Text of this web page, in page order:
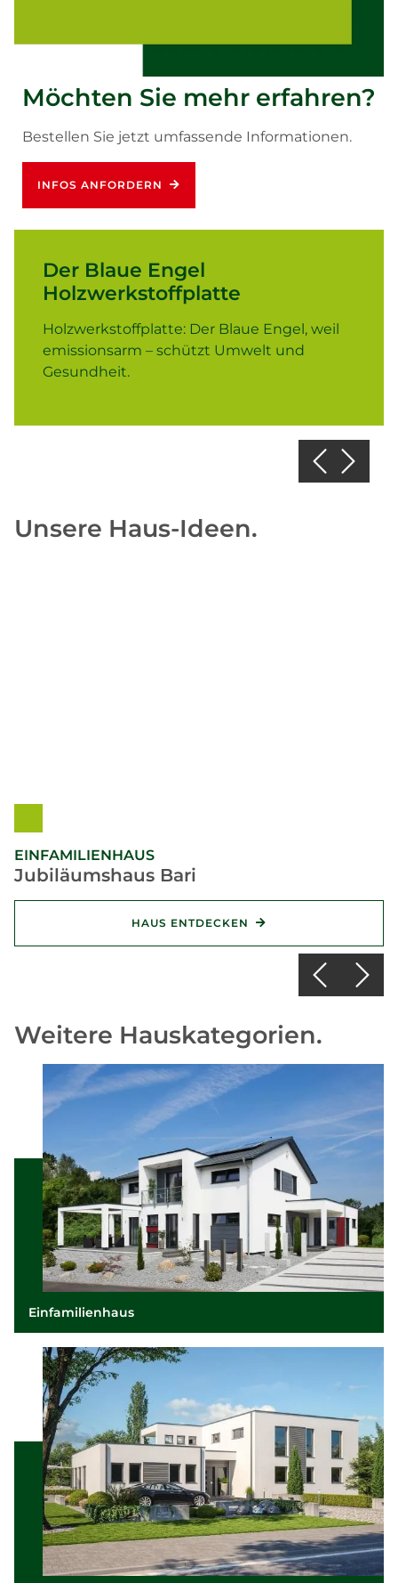
Möchten Sie mehr erfahren?
Bestellen Sie jetzt umfassende Informationen.
INFOS ANFORDERN
Der Blaue Engel
Holzwerkstoffplatte
Holzwerkstoffplatte: Der Blaue Engel, weil
emissionsarm – schützt Umwelt und
Gesundheit.
Unsere Haus-Ideen.
EINFAMILIENHAUS
Jubiläumshaus Bari
HAUS ENTDECKEN
Weitere Hauskategorien.
Einfamilienhaus